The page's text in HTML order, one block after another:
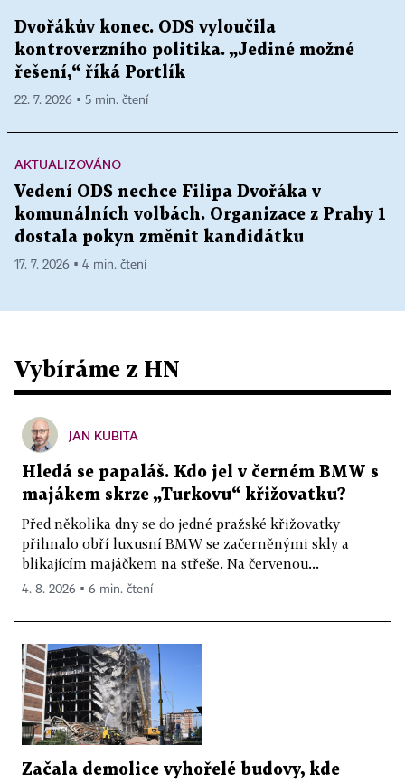
Dvořákův konec. ODS vyloučila
kontroverzního politika. „Jediné možné
řešení,“ říká Portlík
22. 7. 2026 ▪ 5 min. čtení
AKTUALIZOVÁNO
Vedení ODS nechce Filipa Dvořáka v
komunálních volbách. Organizace z Prahy 1
dostala pokyn změnit kandidátku
17. 7. 2026 ▪ 4 min. čtení
Vybíráme z HN
JAN KUBITA
Hledá se papaláš. Kdo jel v černém BMW s
majákem skrze „Turkovu“ křižovatku?
Před několika dny se do jedné pražské křižovatky
přihnalo obří luxusní BMW se začerněnými skly a
blikajícím majáčkem na střeše. Na červenou...
4. 8. 2026 ▪ 6 min. čtení
Začala demolice vyhořelé budovy, kde